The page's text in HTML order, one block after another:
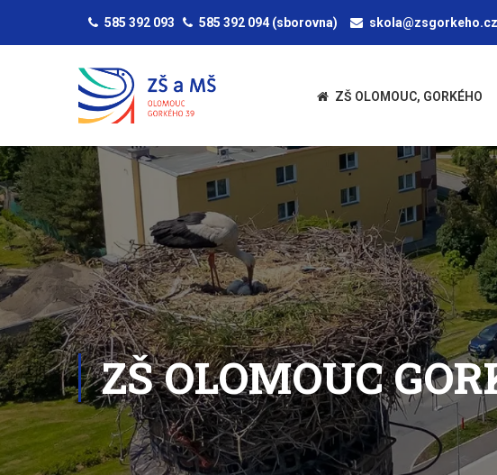
585 392 093 585 392 094 (sborovna) skola@zsgorkeho.cz
ZŠ OLOMOUC, GORKÉHO
ZŠ OLOMOUC